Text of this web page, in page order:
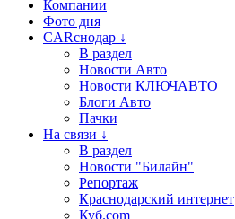
Компании
Фото дня
CARснодар ↓
В раздел
Новости Авто
Новости КЛЮЧАВТО
Блоги Авто
Пачки
На связи ↓
В раздел
Новости "Билайн"
Репортаж
Краснодарский интернет
Куб.com